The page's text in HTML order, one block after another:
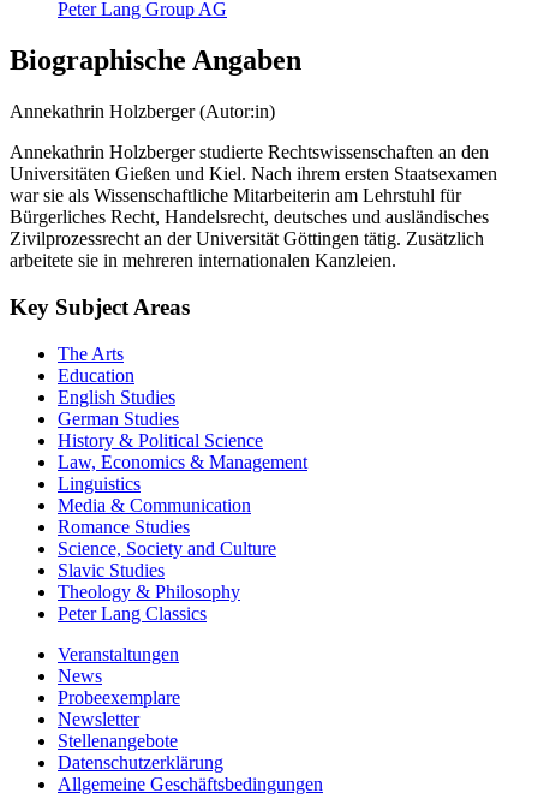
Universitäten Gießen und Kiel. Nach ihrem ersten Staatsexamen
war sie als Wissenschaftliche Mitarbeiterin am Lehrstuhl für
Bürgerliches Recht, Handelsrecht, deutsches und ausländisches
Zivilprozessrecht an der Universität Göttingen tätig. Zusätzlich
arbeitete sie in mehreren internationalen Kanzleien.
Education
English Studies
German Studies
History & Political Science
Law, Economics & Management
Linguistics
Media & Communication
Romance Studies
Science, Society and Culture
Slavic Studies
Theology & Philosophy
Peter Lang Classics
News
Probeexemplare
Newsletter
Stellenangebote
Datenschutzerklärung
Allgemeine Geschäftsbedingungen
Imprint